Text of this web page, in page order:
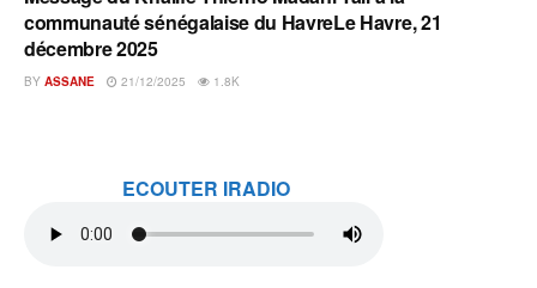
communauté sénégalaise du HavreLe Havre, 21
décembre 2025
BY ASSANE 21/12/2025 1.8K
ECOUTER IRADIO